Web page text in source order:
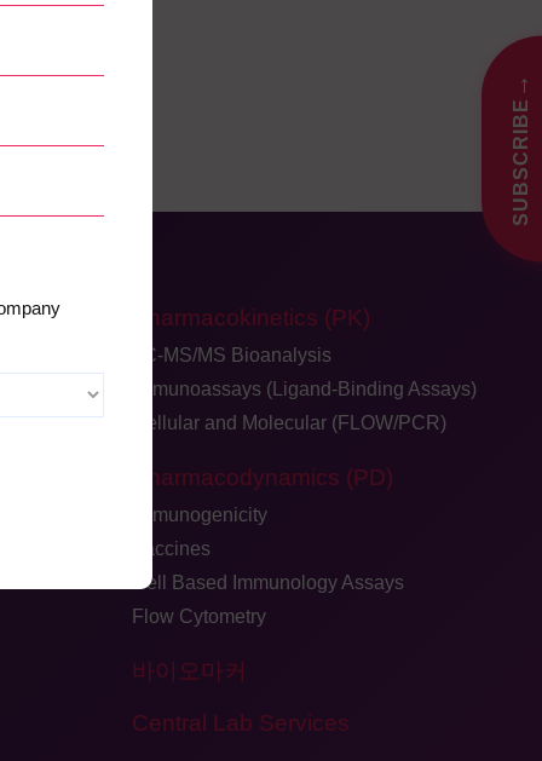
Pharmacokinetics (PK)
LC-MS/MS Bioanalysis
Immunoassays (Ligand-Binding Assays)
Cellular and Molecular (FLOW/PCR)
Pharmacodynamics (PD)
Immunogenicity
Vaccines
Cell Based Immunology Assays
Flow Cytometry
바이오마커
Central Lab Services
SUBSCRIBE
→